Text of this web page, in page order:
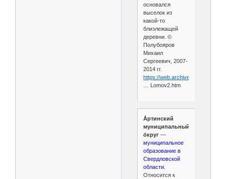
основался
выселок из
какой-то
близлежащей
деревни. ©
Полубояров
Михаил
Сергеевич, 2007-
2014 гг.
https://web.archive.org/web/
… Lomov2.htm
А́ртинский
муниципальный
о́круг—
муниципальное
образование в
Свердловской
области.
Относится к